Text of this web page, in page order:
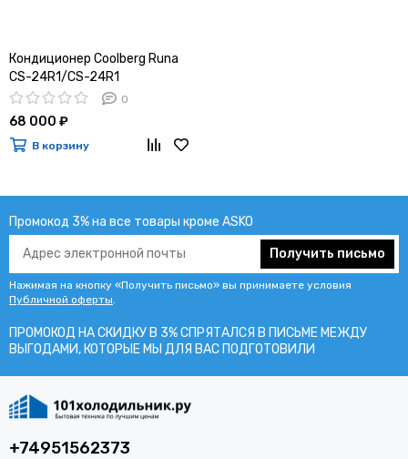
Кондиционер Coolberg Runa
CS-24R1/CS-24R1
0
68 000 ₽
В корзину
Промокод 3% на все товары кроме ASKO
Получить письмо
Нажимая на кнопку «Получить письмо» вы принимаете условия
Публичной оферты
ПРОМОКОД НА СКИДКУ В 3% СПРЯТАЛСЯ В ПИCЬМЕ МЕЖДУ
ВЫГОДАМИ, КОТОРЫЕ МЫ ДЛЯ ВАС ПОДГОТОВИЛИ
+74951562373